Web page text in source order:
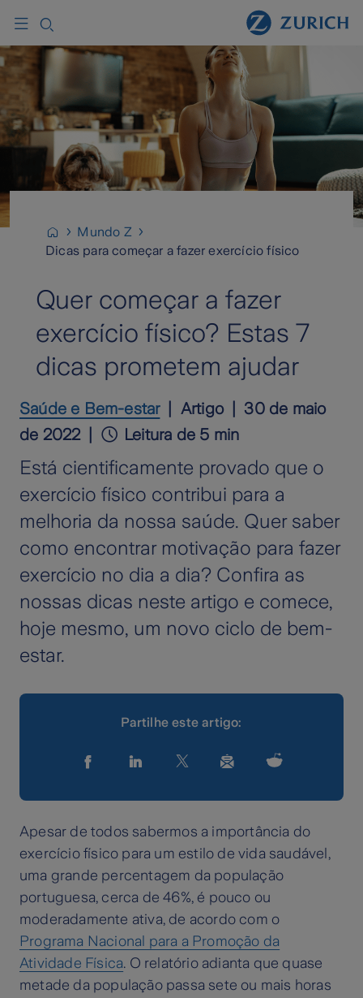
Mundo Z
Dicas para começar a fazer exercício físico
Quer começar a fazer
exercício físico? Estas 7
dicas prometem ajudar
Saúde e Bem-estar Artigo
30 de maio
de 2022
Leitura de 5 min
Está cientificamente provado que o
exercício físico contribui para a
melhoria da nossa saúde. Quer saber
como encontrar motivação para fazer
exercício no dia a dia? Confira as
nossas dicas neste artigo e comece,
hoje mesmo, um novo ciclo de bem-
estar.
Partilhe este artigo:
Apesar de todos sabermos a importância do
exercício físico para um estilo de vida saudável,
uma grande percentagem da população
portuguesa, cerca de 46%, é pouco ou
moderadamente ativa, de acordo com o
Programa Nacional para a Promoção da
Atividade Física. O relatório adianta que quase
metade da população passa sete ou mais horas